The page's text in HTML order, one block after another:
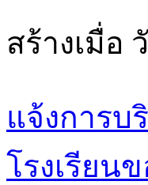
สร้างเมื่อ
แจ้งการบ
โรงเรียน